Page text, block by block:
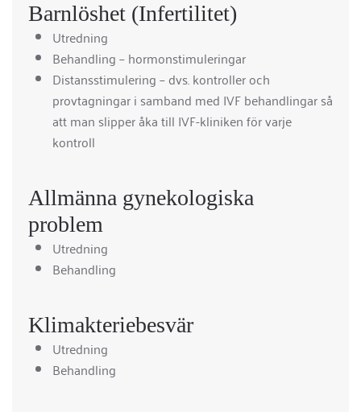
Barnlöshet (Infertilitet)
Utredning
Behandling – hormonstimuleringar
Distansstimulering – dvs. kontroller och
provtagningar i samband med IVF behandlingar så
att man slipper åka till IVF-kliniken för varje
kontroll
Allmänna gynekologiska
problem
Utredning
Behandling
Klimakteriebesvär
Utredning
Behandling